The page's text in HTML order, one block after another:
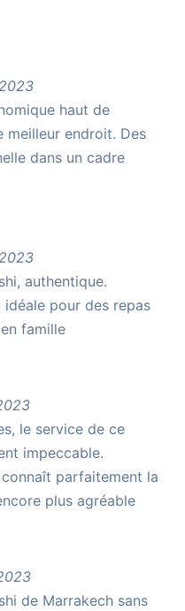
haut de
meilleur endroit. Des
dans un cadre
authentique.
idéale pour des repas
famille
le service de ce
impeccable.
parfaitement la
plus agréable
de Marrakech sans